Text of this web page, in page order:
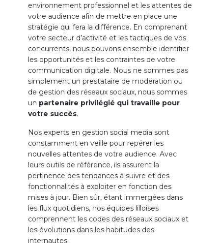
environnement professionnel et les attentes de
votre audience afin de mettre en place une
stratégie qui fera la différence. En comprenant
votre secteur d’activité et les tactiques de vos
concurrents, nous pouvons ensemble identifier
les opportunités et les contraintes de votre
communication digitale. Nous ne sommes pas
simplement un prestataire de modération ou
de gestion des réseaux sociaux, nous sommes
un partenaire privilégié qui travaille pour
votre succès.
Nos experts en gestion social media sont
constamment en veille pour repérer les
nouvelles attentes de votre audience. Avec
leurs outils de référence, ils assurent la
pertinence des tendances à suivre et des
fonctionnalités à exploiter en fonction des
mises à jour. Bien sûr, étant immergées dans
les flux quotidiens, nos équipes lilloises
comprennent les codes des réseaux sociaux et
les évolutions dans les habitudes des
internautes.